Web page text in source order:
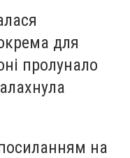
для
пролунало
на